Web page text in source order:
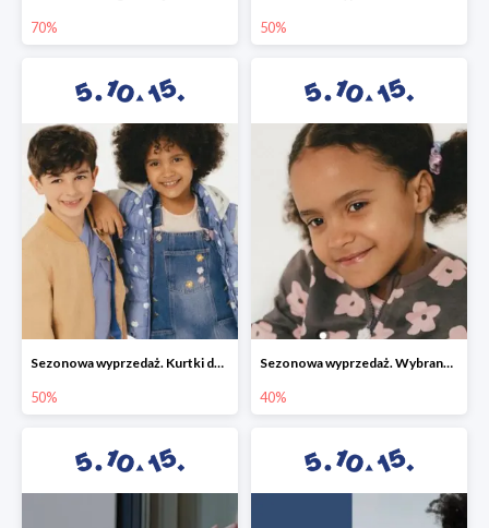
70% 50%
Sezonowa wyprzedaż. Kurtki do -50%
50%
Sezonowa wyprzedaż. Wybrane modele do -40%
40%